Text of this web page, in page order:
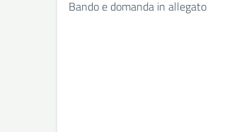
Bando e domanda in allegato